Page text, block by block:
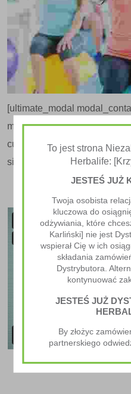
[ultimate_modal
modal_on=”custom-
custom-practice-wrapper”
simplegenie”
To jest strona
Herbalife:
JESTEŚ JUŻ
Twoja osobista
kluczowa do
odżywiania, które
Karliński] nie jest
wspierał Cię w ich
składania
Dystrybutora.
kontynuować
JESTEŚ JUŻ
By złożyc
partnerskiego